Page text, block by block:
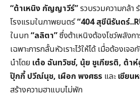
“ต้าเหนิง กัญญาวีร์”รวบรวมความกล้
โรงแรมในภาพยนตร์“404 สุขีนิรันดร์
ในบท“ลลิตา”ซึ่งต้าเหนิงต้องโชว์พลังก
เฉพาะการกลั้นหัวเราะไว้ให้ได้ เมื่อต้องเ
นำโดย เต๋อ ฉันทวิชช์, นุ้ย ชูเกียรติ, ต้า
ปุ๊กกี้ ปวีณ์นุช, เผือก พงศธร และเซียน
สร้างความฮาแบบไม่พัก